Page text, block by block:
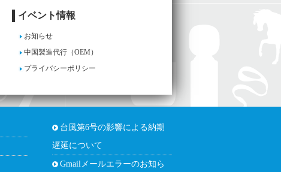
イベント情報
お知らせ
中国製造代行（OEM）
プライバシーポリシー
台風第6号の影響による納期
遅延について
Gmailメールエラーのお知ら